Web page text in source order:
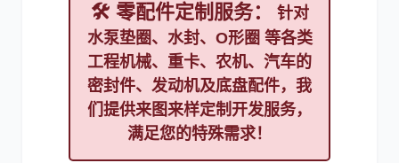
利勃海尔 凯斯
🛠️ 零配件定制服务：
针对
水泵垫圈、 水封、 O形圈 等各类
工程机械、重卡、农机、汽车的
密封件、发动机及底盘配件，我
们提供来图来样定制开发服务，
满足您的特殊需求！